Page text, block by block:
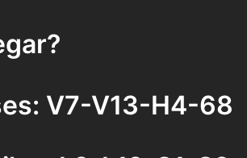
V7-V13-H4-68